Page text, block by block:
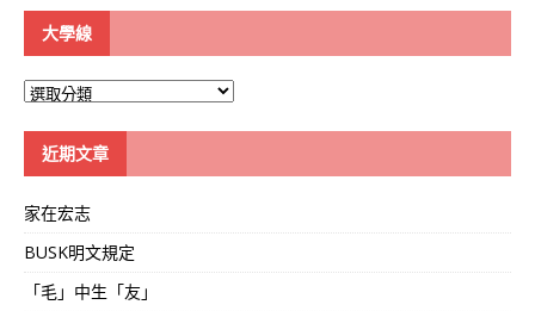
大學線
大
近期文章
家在宏志
BUSK明文規定
「毛」中生「友」